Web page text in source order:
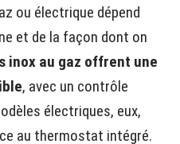
ou électrique dépend
et de la façon dont on
inox au gaz offrent une
, avec un contrôle
électriques, eux,
au thermostat intégré.